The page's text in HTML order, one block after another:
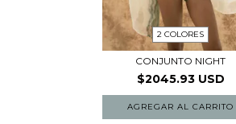
2 COLORES
CONJUNTO NIGHT
$2045.93 USD
AGREGAR AL CARRITO